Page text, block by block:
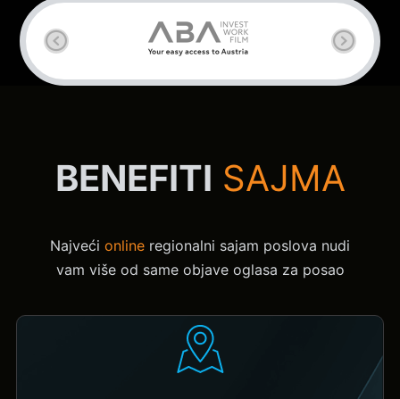
Previous Next
BENEFITI SAJMA
Najveći online regionalni sajam poslova nudi
vam više od same objave oglasa za posao